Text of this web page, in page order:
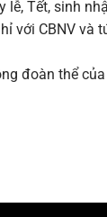
lễ, Tết, sinh
với CBNV và
đoàn thể